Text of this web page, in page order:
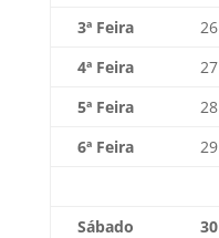
3ª Feira 26
4ª Feira
27
5ª Feira
28
6ª Feira
29
Sábado 30